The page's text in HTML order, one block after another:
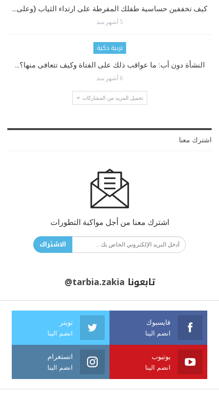
كيف تخففين حساسية طفلك المفرطة على ارتداء الثياب (وعلى…
5 أشهر منذ
تربية ذكية
النشأة دون أب: ما عواقب ذلك على الفتاة وكيف تتعافى منها؟…
6 أشهر منذ
تحميل المزيد من المشاركات
اشترك معنا
اشترك معنا من أجل مواكبة التطورات
الاشتراك
تابعونا @tarbia.zakia
فايسبوك
انضم الينا
تويتر
انضم الينا
يوتيوب
انضم الينا
انستغرام
انضم الينا